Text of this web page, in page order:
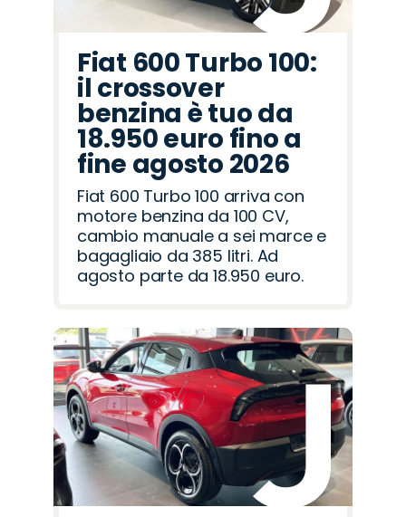
Fiat 600 Turbo 100:
il crossover
benzina è tuo da
18.950 euro fino a
fine agosto 2026
Fiat 600 Turbo 100 arriva con
motore benzina da 100 CV,
cambio manuale a sei marce e
bagagliaio da 385 litri. Ad
agosto parte da 18.950 euro.